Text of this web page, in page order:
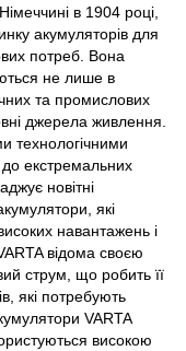
в 1904 році,
акумуляторів для
потреб. Вона
не лише в
та промислових
джерела живлення.
технологічними
до екстремальних
новітні
які
навантажень і
відома своєю
струм, що робить її
які потребують
VARTA
високою